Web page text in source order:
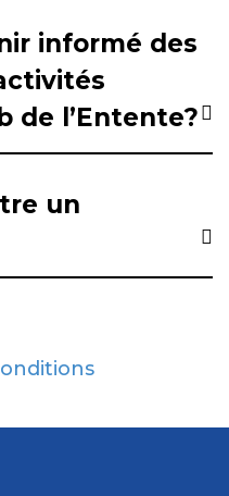
informé des
de l’Entente?
un